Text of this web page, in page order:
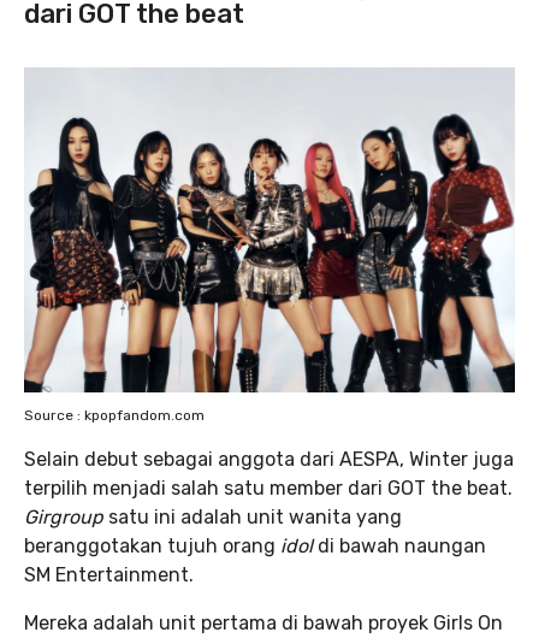
dari GOT the beat
Source : kpopfandom.com
Selain debut sebagai anggota dari AESPA, Winter juga
terpilih menjadi salah satu member dari GOT the beat.
Girgroup satu ini adalah unit wanita yang
beranggotakan tujuh orang idoldi bawah naungan
SM Entertainment.
Mereka adalah unit pertama di bawah proyek Girls On